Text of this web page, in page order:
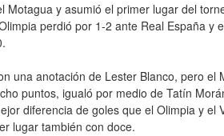
Motagua y asumió el primer lugar del
perdió por 1-2 ante Real España y
una anotación de Lester Blanco, pero el
puntos, igualó por medio de Tatín
diferencia de goles que el Olimpia y el
lugar también con doce.